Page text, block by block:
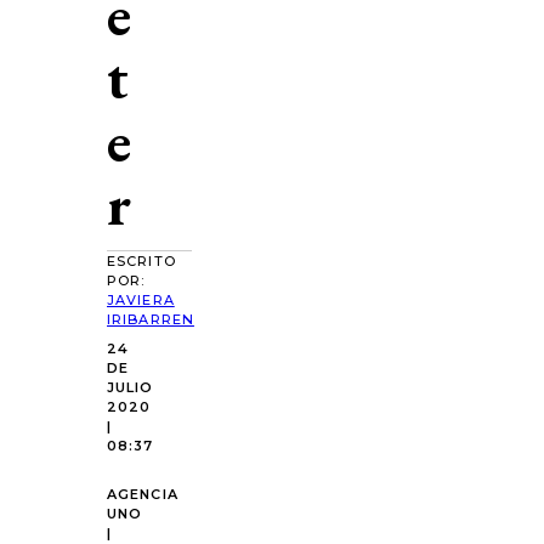
t
e
r
ESCRITO
POR:
JAVIERA
IRIBARREN
24
DE
JULIO
2020
|
08:37
AGENCIA
UNO
|